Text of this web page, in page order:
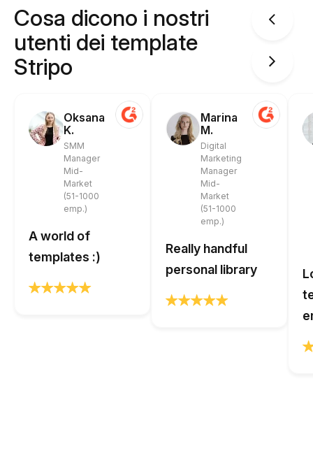
Cosa dicono i nostri
utenti dei template
Stripo
Oksana
K.
SMM
Manager
Mid-
Market
(51-1000
emp.)
A world of
templates :)
Marina
M.
Digital
Marketing
Manager
Mid-
Market
(51-1000
emp.)
Really handful
personal library